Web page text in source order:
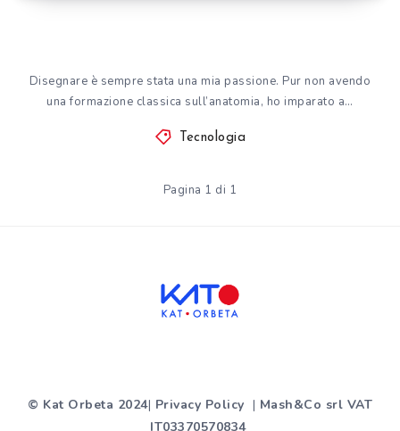
Disegnare è sempre stata una mia passione. Pur non avendo
una formazione classica sull’anatomia, ho imparato a…
Tecnologia
Pagina 1 di 1
© Kat Orbeta 2024| Privacy Policy | Mash&Co srl VAT
IT03370570834